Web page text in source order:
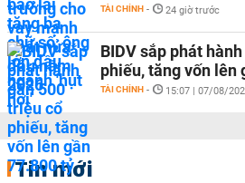
TÀI CHÍNH - 24 giờ trước
BIDV sắp phát
phiếu, tăng vốn lên
TÀI CHÍNH - 15:07 | 07/08/
Tin mới